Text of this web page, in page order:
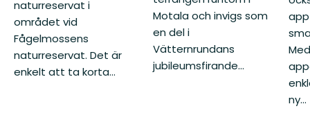
naturreservat i
området vid
Fågelmossens
naturreservat. Det är
enkelt att ta korta...
Motala och invigs som
en del i
Vätternrundans
jubileumsfirande...
ny...